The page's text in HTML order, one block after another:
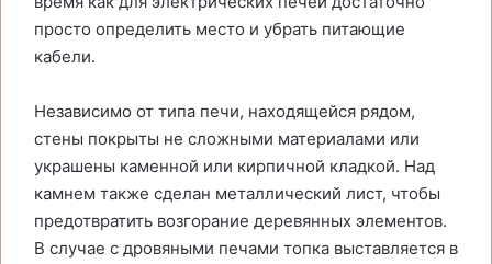
просто определить место и убрать питающие
кабели.
Независимо от типа печи, находящейся рядом,
стены покрыты не сложными материалами или
украшены каменной или кирпичной кладкой. Над
камнем также сделан металлический лист, чтобы
предотвратить возгорание деревянных элементов.
В случае с дровяными печами топка выставляется в